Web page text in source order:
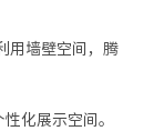
用墙壁空间，腾
化展示空间。